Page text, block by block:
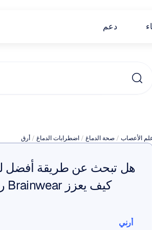
دعم
الأعصاب / صحة الدماغ / اضطرابات الدماغ / أرق
أرني